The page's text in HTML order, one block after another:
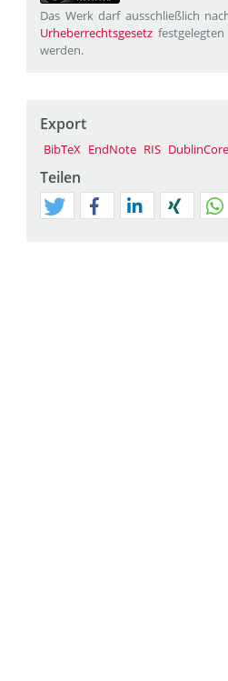
Das Werk darf ausschließlich
Urheberrechtsgesetz
werden.
Export
BibTeX EndNote RIS DublinCore
Teilen